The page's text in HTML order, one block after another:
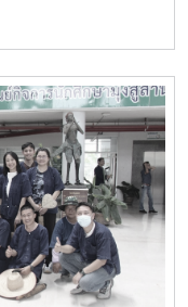
ตศึกษา และคณะ
และผู้ช่วยอธิการบดี
ประเทศ
ละหารือแนวทางความ
ตสาหกรรมเกษตร
อวีดิทัศน์แนะนำ
วทางการสร้างความ
ลี่ยนนักศึกษาในระดับ
าบันProfessor
หัวข้อ “Medical,